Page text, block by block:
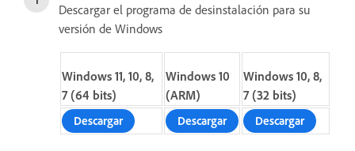
Descargar el programa de desinstalación para su
versión de Windows
Windows 11, 10, 8,
7 (64 bits)
Windows 10
(ARM)
Windows 10, 8,
7 (32 bits)
Descargar Descargar Descargar